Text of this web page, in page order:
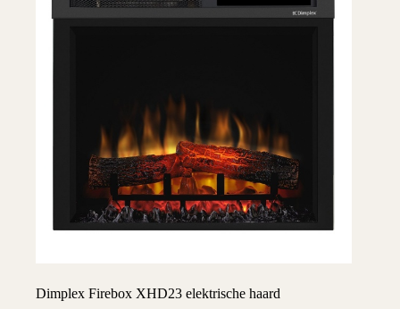
Dimplex Firebox XHD23 elektrische haard